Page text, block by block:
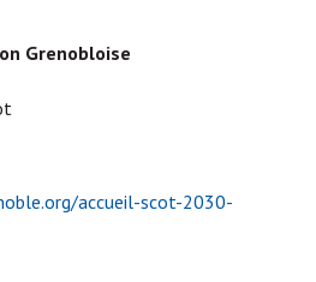
Grenobloise
accueil-scot-2030-